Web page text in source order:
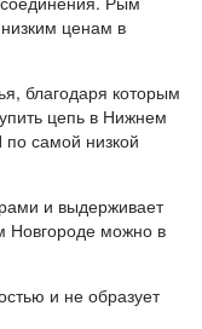
ценам в
благодаря которым
цепь в Нижнем
самой низкой
и выдерживает
Новгороде можно в
и не образует